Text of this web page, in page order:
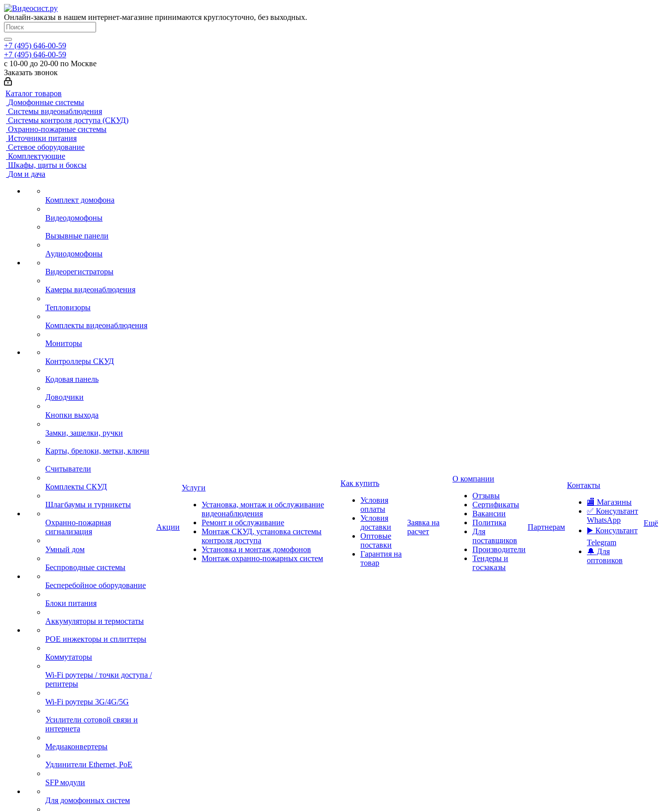
Онлайн-заказы в нашем интернет-магазине принимаются круглосуточно, без выходных.
+7 (495) 646-00-59
+7 (495) 646-00-59
с 10-00 до 20-00 по Москве
Заказать звонок
Каталог товаров
Домофонные системы
Системы видеонаблюдения
Системы контроля доступа (СКУД)
Охранно-пожарные системы
Источники питания
Сетевое оборудование
Комплектующие
Шкафы, щиты и боксы
Дом и дача
Комплект домофона
Видеодомофоны
Вызывные панели
Аудиодомофоны
Видеорегистраторы
Камеры видеонаблюдения
Тепловизоры
Комплекты видеонаблюдения
Мониторы
Контроллеры СКУД
Кодовая панель
Доводчики
Кнопки выхода
Замки, защелки, ручки
Карты, брелоки, метки, ключи
Считыватели
Комплекты СКУД
Шлагбаумы и турникеты
Охранно-пожарная
сигнализация
Умный дом
Беспроводные системы
Бесперебойное оборудование
Блоки питания
Аккумуляторы и термостаты
POE инжекторы и сплиттеры
Коммутаторы
Wi-Fi роутеры / точки доступа /
репитеры
Wi-Fi роутеры 3G/4G/5G
Усилители сотовой связи и
интернета
Медиаконвертеры
Удлинители Ethernet, PoE
SFP модули
Для домофонных систем
Акции
Услуги
Установка, монтаж и обслуживание
видеонаблюдения
Ремонт и обслуживание
Монтаж СКУД, установка системы
контроля доступа
Установка и монтаж домофонов
Монтаж охранно-пожарных систем
Как купить
Условия
оплаты
Условия
доставки
Оптовые
поставки
Гарантия на
товар
Заявка на
расчет
О компании
Отзывы
Сертификаты
Вакансии
Политика
Для
поставщиков
Производители
Тендеры и
госзаказы
Партнерам
Контакты
🏬 Магазины
✅️ Консультант
WhatsApp
▶️ Консультант
Telegram
🔔 Для
оптовиков
Ещё